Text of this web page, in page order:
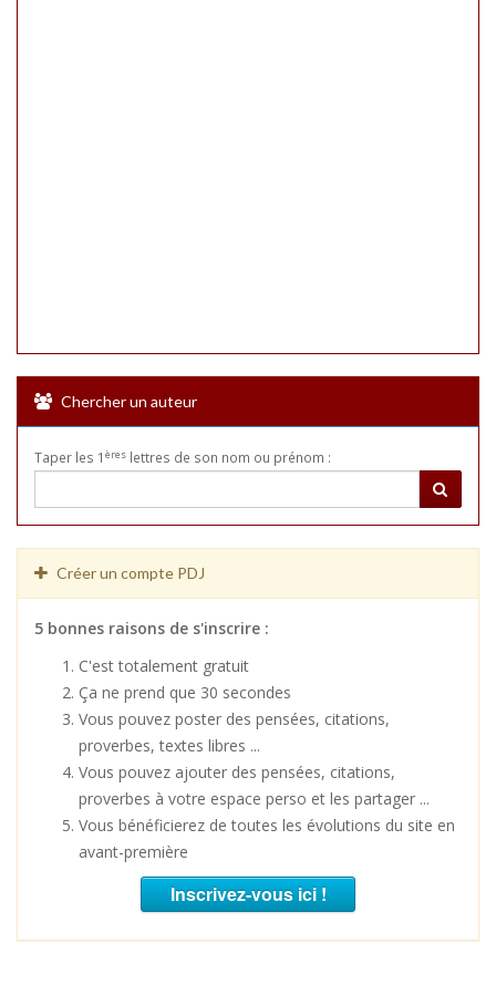
Chercher un auteur
Taper les 1 ères lettres de son nom ou prénom :
Créer un compte PDJ
5 bonnes raisons de s'inscrire :
C'est totalement gratuit
Ça ne prend que 30 secondes
Vous pouvez poster des pensées, citations,
proverbes, textes libres ...
Vous pouvez ajouter des pensées, citations,
proverbes à votre espace perso et les partager ...
Vous bénéficierez de toutes les évolutions du site en
avant-première
Inscrivez-vous ici !